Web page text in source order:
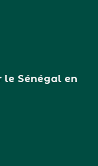
le Sénégal en